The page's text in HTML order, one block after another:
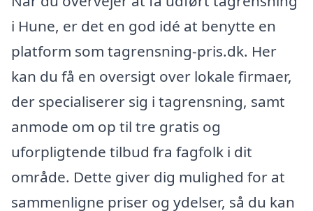
i Hune, er det en god idé at benytte en
platform som tagrensning-pris.dk. Her
kan du få en oversigt over lokale firmaer,
der specialiserer sig i tagrensning, samt
anmode om op til tre gratis og
uforpligtende tilbud fra fagfolk i dit
område. Dette giver dig mulighed for at
sammenligne priser og ydelser, så du kan